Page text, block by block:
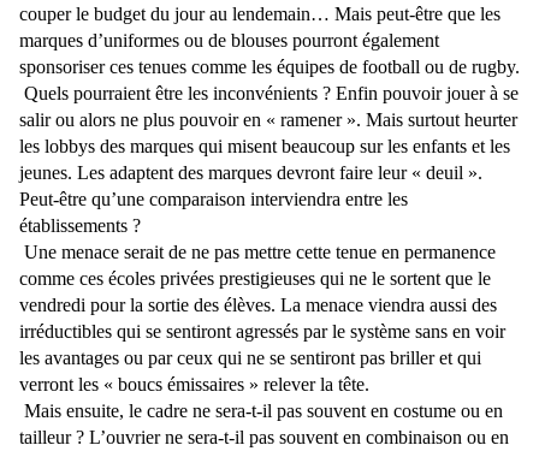
couper le budget du jour au lendemain… Mais peut-être que les
marques d’uniformes ou de blouses pourront également
sponsoriser ces tenues comme les équipes de football ou de rugby.
Quels pourraient être les inconvénients ? Enfin pouvoir jouer à se
salir ou alors ne plus pouvoir en « ramener ». Mais surtout heurter
les lobbys des marques qui misent beaucoup sur les enfants et les
jeunes. Les adaptent des marques devront faire leur « deuil ».
Peut-être qu’une comparaison interviendra entre les
établissements ?
Une menace serait de ne pas mettre cette tenue en permanence
comme ces écoles privées prestigieuses qui ne le sortent que le
vendredi pour la sortie des élèves. La menace viendra aussi des
irréductibles qui se sentiront agressés par le système sans en voir
les avantages ou par ceux qui ne se sentiront pas briller et qui
verront les « boucs émissaires » relever la tête.
Mais ensuite, le cadre ne sera-t-il pas souvent en costume ou en
tailleur ? L’ouvrier ne sera-t-il pas souvent en combinaison ou en